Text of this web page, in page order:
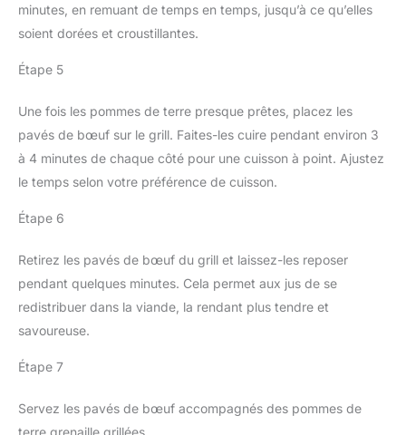
minutes, en remuant de temps en temps, jusqu’à ce qu’elles
soient dorées et croustillantes.
Étape 5
Une fois les pommes de terre presque prêtes, placez les
pavés de bœuf sur le grill. Faites-les cuire pendant environ 3
à 4 minutes de chaque côté pour une cuisson à point. Ajustez
le temps selon votre préférence de cuisson.
Étape 6
Retirez les pavés de bœuf du grill et laissez-les reposer
pendant quelques minutes. Cela permet aux jus de se
redistribuer dans la viande, la rendant plus tendre et
savoureuse.
Étape 7
Servez les pavés de bœuf accompagnés des pommes de
terre grenaille grillées.